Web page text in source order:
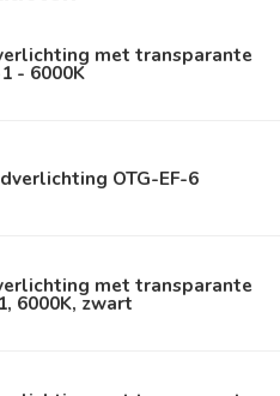
met transparante
- 6000K
OTG-EF-6
met transparante
6000K, zwart